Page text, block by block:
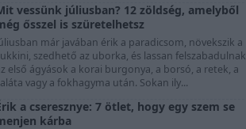
vessünk júliusban? 12 zöldség, amelyből
ősszel is szüretelhetsz
már javában érik a paradicsom, növekszik a
szedhető az uborka, és lassan felszabadulnak
első ágyások a korai burgonya, a borsó, a retek, a
vagy a fokhagyma után. Sokan ily...
a cseresznye: 7 ötlet, hogy egy szem se
kárba